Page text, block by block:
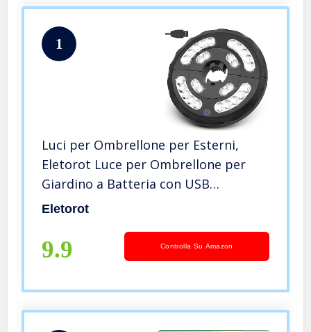
1
Luci per Ombrellone per Esterni,
Eletorot Luce per Ombrellone per
Giardino a Batteria con USB
Ricaricabile, Illuminazione Ombrelloni
28 LED 3 Modalità
Eletorot
9.9 Controlla Su Amazon